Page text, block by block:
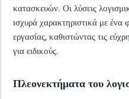
κατασκευών. Οι λύσεις
ισχυρά χαρακτηριστικά με ένα
εργασίας, καθιστώντας τις
για ειδικούς.
Πλεονεκτήματα του